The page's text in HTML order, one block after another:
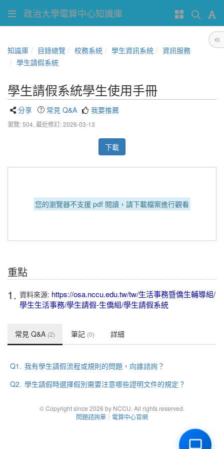
政治大學電算中心知識庫
知識庫 目錄總覽 校務系統 學生資訊系統
資訊服務
學生請假系統
學生請假系統學生使用手冊
分享 常見 Q&A 我要推薦
瀏覽: 504, 最近修訂: 2026-03-13
下載
您的瀏覽器不支援 pdf 閱讀，請下載檔案進行觀看
重點
1. 資料來源: https://osa.nccu.edu.tw/tw/生活事務暨僑生輔導組/
學生生活事務/學生請假-生僑組/學生請假系統
常見 Q&A (2) 筆記 (0) 詳細
Q1. 我有學生請假流程或規則的問題，向誰諮詢？
Q2. 學生請假時選擇假別需要注意哪些證明文件的規定？
© Copyright since 2026 by NCCU. All rights reserved.
問題諮詢單 ｜ 電算中心官網